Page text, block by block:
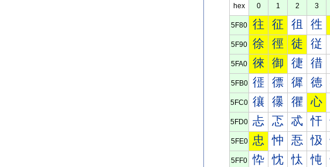
hex 0 1 2 3
5F80 往 征 徂 徃
5F90 徐 徑 徒 従
5FA0 徠 御 徢 徣
5FB0 徰 徱 徲 徳
5FC0 忀 忁 忂 心
5FD0 忐 忑 忒 忓
5FE0 忠 忡 忢 忣
5FF0 忰 忱 忲 忳